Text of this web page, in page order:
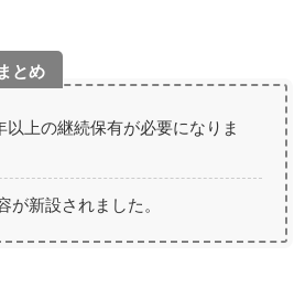
以上の継続保有が必要になりま
が新設されました。